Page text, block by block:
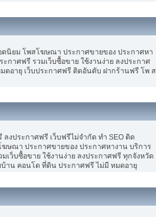
ดนิยม โพสโฆษณา ประกาศขายของ ประกาศหา
กาศฟรี รวมเว็บซื้อขาย ใช้งานง่าย ลงประกาศ
ดอายุ เว็บประกาศฟรี ติดอันดับ ฝากร้านฟรี โพ ส
งประกาศฟรี เว็บฟรีไม่จำกัด ทำ SEO ติด
ฆษณา ประกาศขายของ ประกาศหางาน บริการ
เว็บซื้อขาย ใช้งานง่าย ลงประกาศฟรี ทุกจังหวัด
าน คอนโด ที่ดิน ประกาศฟรี ไม่มี หมดอายุ